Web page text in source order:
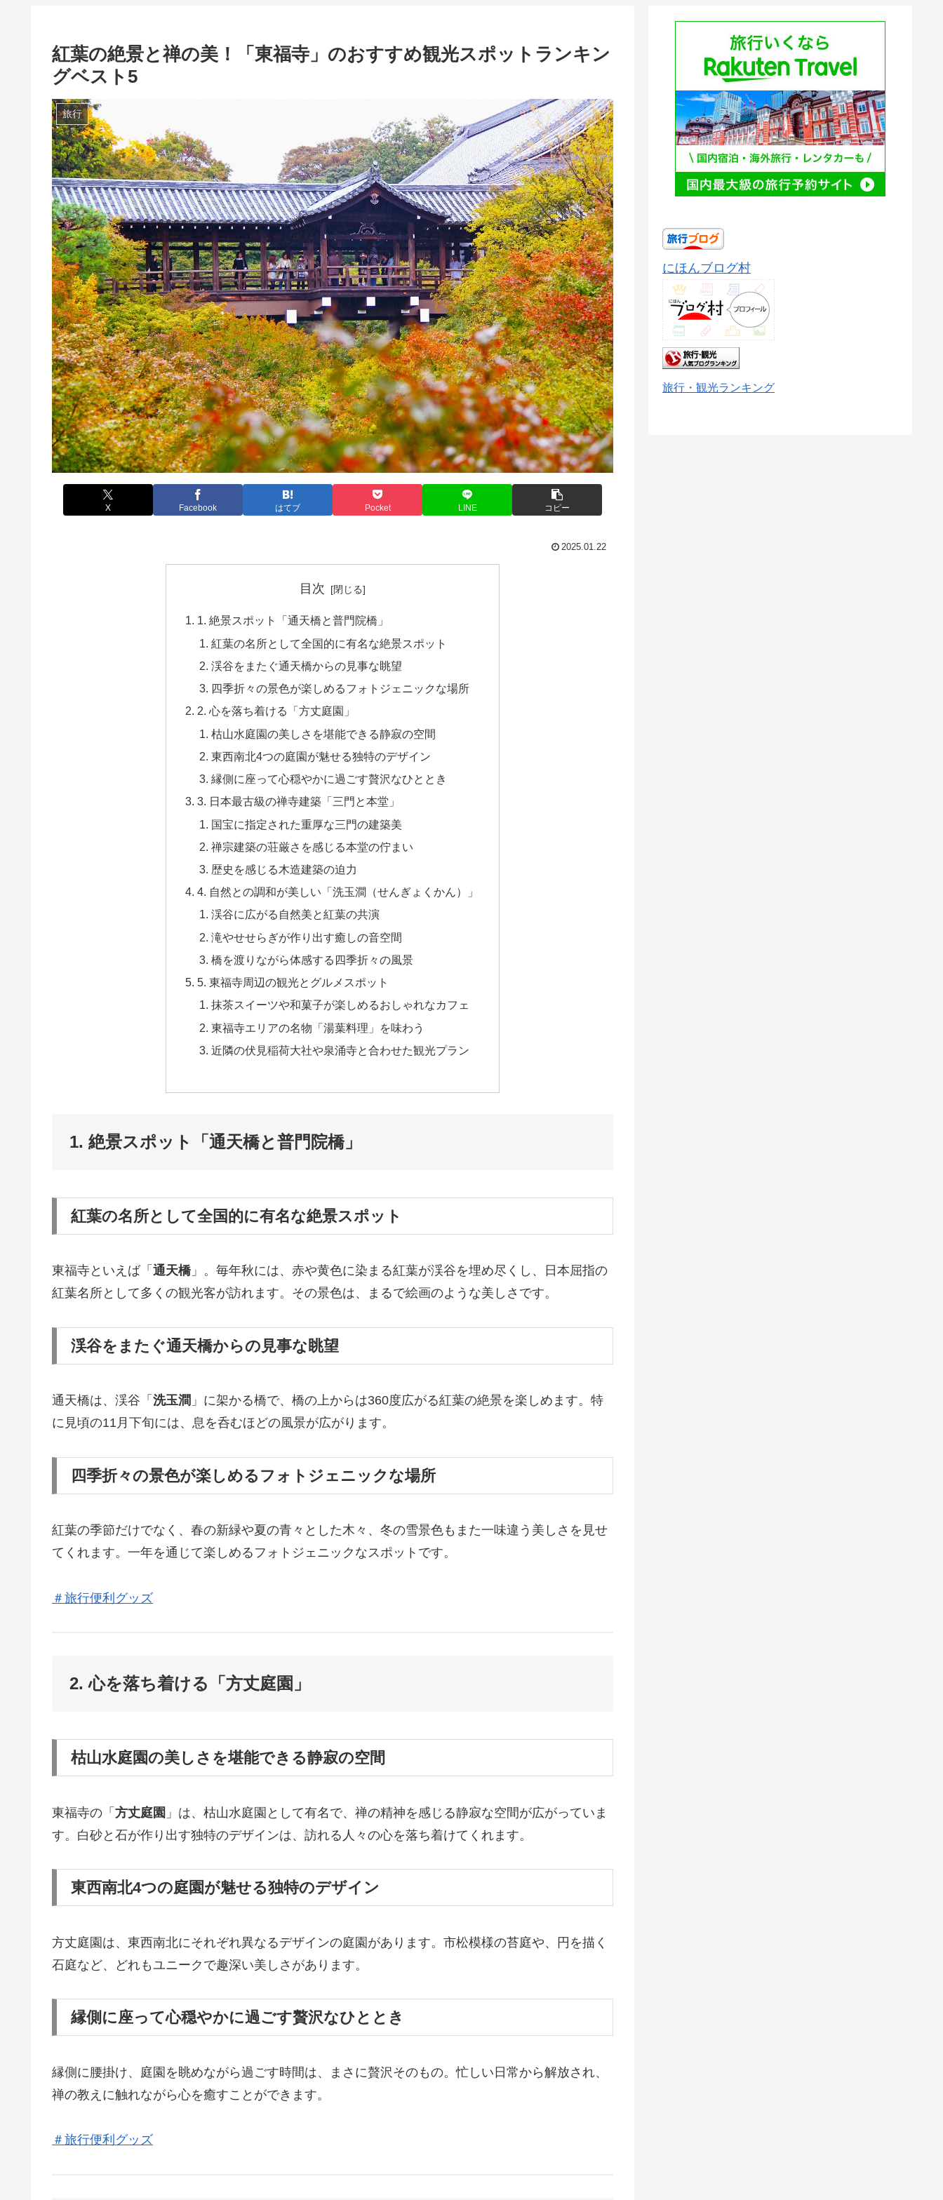
紅葉の絶景と禅の美！「東福寺」のおすすめ観光スポットランキン
グベスト5
旅行
X Facebook はてブ Pocket LINE コピー
2025.01.22
目次
1. 絶景スポット「通天橋と普門院橋」
紅葉の名所として全国的に有名な絶景スポット
渓谷をまたぐ通天橋からの見事な眺望
四季折々の景色が楽しめるフォトジェニックな場所
2. 心を落ち着ける「方丈庭園」
枯山水庭園の美しさを堪能できる静寂の空間
東西南北4つの庭園が魅せる独特のデザイン
縁側に座って心穏やかに過ごす贅沢なひととき
3. 日本最古級の禅寺建築「三門と本堂」
国宝に指定された重厚な三門の建築美
禅宗建築の荘厳さを感じる本堂の佇まい
歴史を感じる木造建築の迫力
4. 自然との調和が美しい「洗玉澗（せんぎょくかん）」
渓谷に広がる自然美と紅葉の共演
滝やせせらぎが作り出す癒しの音空間
橋を渡りながら体感する四季折々の風景
5. 東福寺周辺の観光とグルメスポット
抹茶スイーツや和菓子が楽しめるおしゃれなカフェ
東福寺エリアの名物「湯葉料理」を味わう
近隣の伏見稲荷大社や泉涌寺と合わせた観光プラン
1. 絶景スポット「通天橋と普門院橋」
紅葉の名所として全国的に有名な絶景スポット
東福寺といえば「 通天橋」。毎年秋には、赤や黄色に染まる紅葉が渓谷を埋め尽くし、日本屈指の
紅葉名所として多くの観光客が訪れます。その景色は、まるで絵画のような美しさです。
渓谷をまたぐ通天橋からの見事な眺望
通天橋は、渓谷「 洗玉澗 」に架かる橋で、橋の上からは360度広がる紅葉の絶景を楽しめます。特
に見頃の11月下旬には、息を呑むほどの風景が広がります。
四季折々の景色が楽しめるフォトジェニックな場所
紅葉の季節だけでなく、春の新緑や夏の青々とした木々、冬の雪景色もまた一味違う美しさを見せ
てくれます。一年を通じて楽しめるフォトジェニックなスポットです。
＃旅行便利グッズ
2. 心を落ち着ける「方丈庭園」
枯山水庭園の美しさを堪能できる静寂の空間
東福寺の「 方丈庭園 」は、枯山水庭園として有名で、禅の精神を感じる静寂な空間が広がっていま
す。白砂と石が作り出す独特のデザインは、訪れる人々の心を落ち着けてくれます。
東西南北4つの庭園が魅せる独特のデザイン
方丈庭園は、東西南北にそれぞれ異なるデザインの庭園があります。市松模様の苔庭や、円を描く
石庭など、どれもユニークで趣深い美しさがあります。
縁側に座って心穏やかに過ごす贅沢なひととき
縁側に腰掛け、庭園を眺めながら過ごす時間は、まさに贅沢そのもの。忙しい日常から解放され、
禅の教えに触れながら心を癒すことができます。
＃旅行便利グッズ
にほんブログ村
旅行・観光ランキング